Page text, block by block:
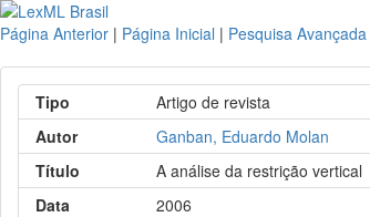
Página Anterior | Página Inicial | Pesquisa Avançada
Tipo
Artigo de revista
Autor
Ganban, Eduardo Molan
Título
A análise da restrição vertical
Data
2006